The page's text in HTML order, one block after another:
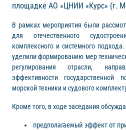
площадке АО «ЦНИИ «Курс» (г.
В рамках мероприятия были
для отечественного
комплексного и системного
уделили формированию мер
регулирования отрасли,
эффективности государственной
морской техники и судового
Кроме того, в ходе заседания
предполагаемый эффект от